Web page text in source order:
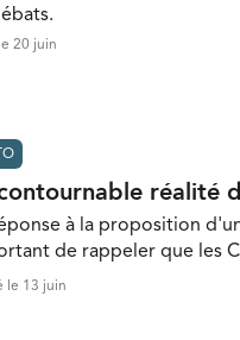
20 juin
réalité
à la proposition
de rappeler que les
le 13 juin